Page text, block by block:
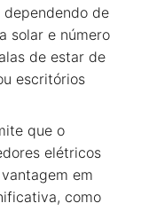
dependendo de
solar e número
de estar de
escritórios
que o
elétricos
em
como